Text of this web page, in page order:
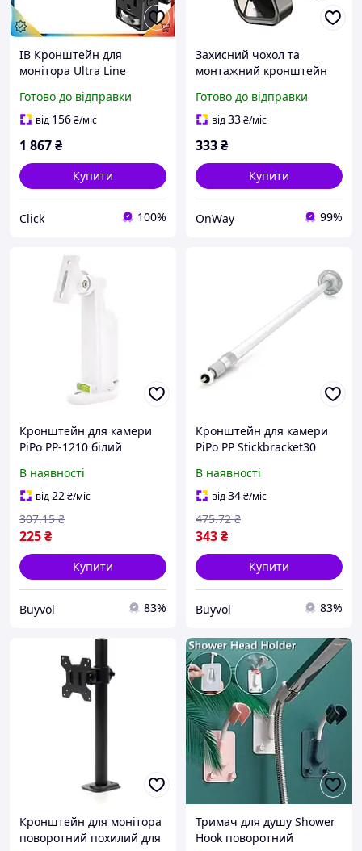
ІВ Кронштейн для
монітора Ultra Line
чорний 360 градусів для
стабілізаторів ка ЕMN_PS
Готово до відправки
від 156₴/міс
1 867₴
Купити
Click 100%
Захисний чохол та
монтажний кронштейн
Outdoor 3 шт чорний 360
градусів
Готово до відправки
від33₴/міс
333₴
Купити
OnWay 99%
Кронштейн для камери
PiPo PP-1210 білий
поворот 90 градусів
нахил для
відеоспостереження BUV
В наявності
від22₴/міс
225₴
307.15 ₴
Купити
Buyvol 83%
Кронштейн для камери
PiPo PP Stickbracket30
градусів BUV
В наявності
від34₴/міс
343₴
475.72 ₴
Купити
Buyvol 83%
Кронштейн для монітора
поворотний похилий для
Тримач для душу Shower
Hook поворотний